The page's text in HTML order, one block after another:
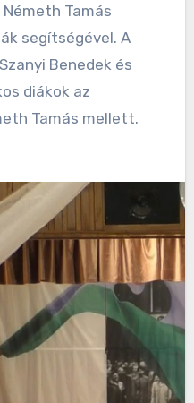
Tamás
segítségével. A
Benedek és
diákok az
Tamás mellett.